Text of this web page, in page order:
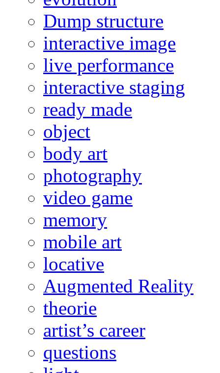
Dump structure
interactive image
live performance
interactive staging
ready made
object
body art
photography
video game
memory
mobile art
locative
Augmented Reality
theorie
artist’s career
questions